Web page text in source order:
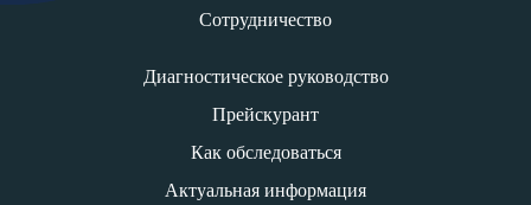
Сотрудничество
Диагностическое руководство
Прейскурант
Как обследоваться
Актуальная информация